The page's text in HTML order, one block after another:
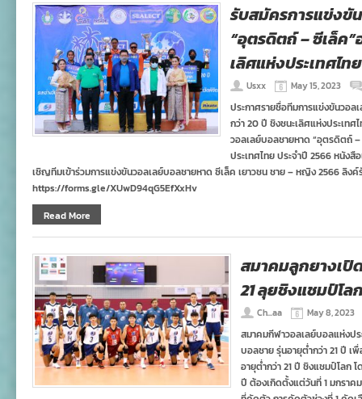
สยาม
บรม
ราช
กุมารี
รับสมัครการแข่งขั
“อุตรดิตถ์ – ซีเล็ค
เลิศแห่งประเทศไท
Usxx May 15, 2023
ประกาศรายชื่อทีมการแข่งขันวอ
กว่า 20 ปี ชิงชนะเลิศแห่งประเทศ
วอลเลย์บอลชายหาด “อุตรดิตถ์
ประเทศไทย ประจำปี 2566 หนังสื
เชิญทีมเข้าร่วมการแข่งขันวอลเลย์บอลชายหาด ซีเล็ค เยาวชน ชาย – หญิง 2566 ลิ
https://forms.gle/XUwD94qG5EfXxHv
Read More
สมาคมลูกยางเ
21 ลุยชิงแชมป์โล
Ch...aa May 8, 2023
สมาคมกีฬาวอลเลย์บอลแห่งป
บอลชาย รุ่นอายุต่ำกว่า 21 ปี
อายุต่ำกว่า 21 ปี ชิงแชมป์โล
ปี ต้องเกิดตั้งแต่วันที่ 1 มกราคม